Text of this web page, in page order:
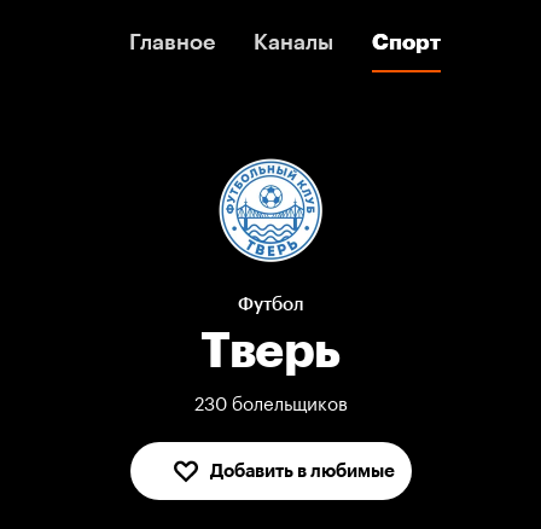
Главное Каналы Спорт
Главное Каналы Спорт
Футбол
Тверь
230 болельщиков
Добавить в любимые
В любимых